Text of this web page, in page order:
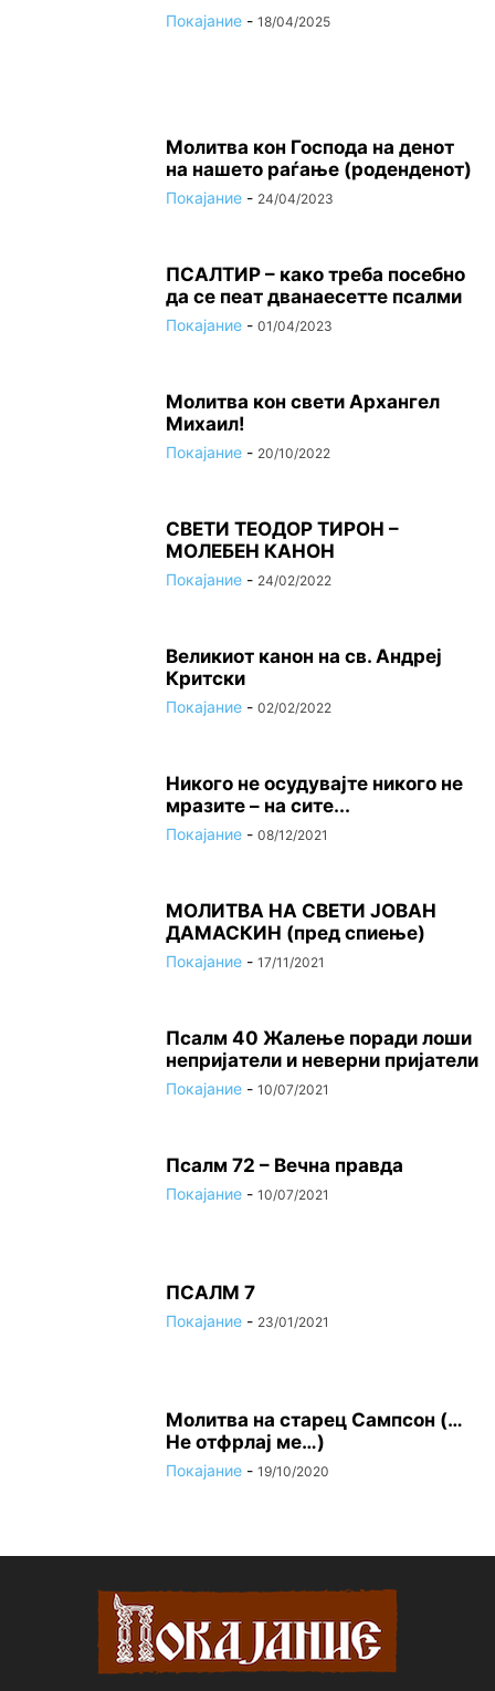
Покајание - 18/04/2025
Молитва кон Господа на денот
на нашето раѓање (роденденот)
Покајание - 24/04/2023
ПСАЛТИР – како треба посебно
да се пеат дванаесетте псалми
Покајание - 01/04/2023
Молитва кон свети Архангел
Михаил!
Покајание - 20/10/2022
СВЕТИ ТЕОДОР ТИРОН –
МОЛЕБЕН КАНОН
Покајание - 24/02/2022
Великиот канон на св. Андреј
Критски
Покајание - 02/02/2022
Никого не осудувајте никого не
мразите – на сите...
Покајание - 08/12/2021
МОЛИТВА НА СВЕТИ ЈОВАН
ДАМАСКИН (пред спиење)
Покајание - 17/11/2021
Псалм 40 Жалење поради лоши
непријатели и неверни пријатели
Покајание - 10/07/2021
Псалм 72 – Вечна правда
Покајание - 10/07/2021
ПСАЛМ 7
Покајание - 23/01/2021
Молитва на старец Сампсон (…
Не отфрлај ме…)
Покајание - 19/10/2020